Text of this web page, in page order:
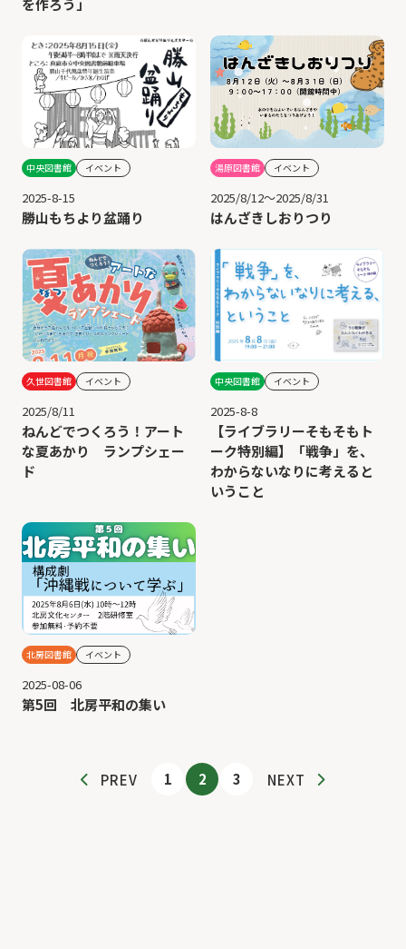
中央図書館 イベント
2025-8-15
勝山もちより盆踊り
湯原図書館 イベント
2025/8/12～2025/8/31
はんざきしおりつり
久世図書館 イベント
2025/8/11
ねんどでつくろう！アート
な夏あかり ランプシェー
ド
中央図書館 イベント
2025-8-8
【ライブラリーそもそもト
ーク特別編】「戦争」を、
わからないなりに考えると
いうこと
北房図書館 イベント
2025-08-06
第5回 北房平和の集い
PREV 1 2 3 NEXT